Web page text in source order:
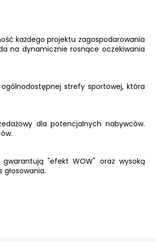
każdego projektu zagospodarowania
na dynamicznie rosnące oczekiwania
strefy sportowej, która
dla potencjalnych nabywców.
"efekt WOW" oraz wysoką